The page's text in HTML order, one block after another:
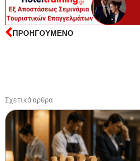
Prev
ΠΡΟΗΓΟΥΜΕΝΟ
Σχετικά άρθρα